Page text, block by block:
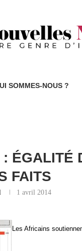
SOMMES-NOUS ?
ÉGALITÉ
FAITS
1 avril 2014
Les Africains